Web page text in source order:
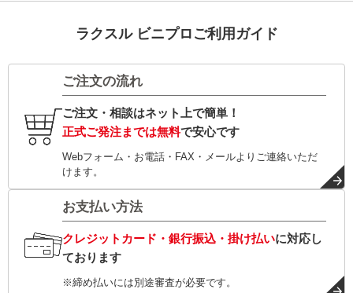
ラクスル ビニプロご利用ガイド
ご注文の流れ
ご注文・相談はネット上で簡単！
正式ご発注までは無料で安心です
Webフォーム・お電話・FAX・メールよりご連絡いただ
けます。
お支払い方法
クレジットカード・銀行振込・掛け払いに対応し
ております
※締め払いには別途審査が必要です。